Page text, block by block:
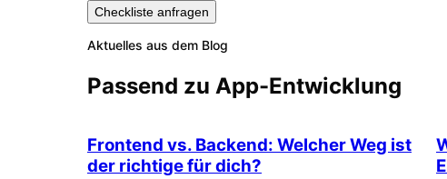
Checkliste anfragen
Aktuelles aus dem Blog
Passend zu App-Entwicklung
Frontend vs. Backend: Welcher Weg ist
der richtige für dich?